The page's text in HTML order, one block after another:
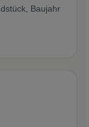
Baujahr